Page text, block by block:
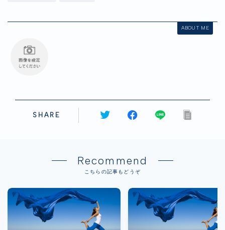
ABOUT ME
SHARE
Recommend
こちらの記事もどうぞ